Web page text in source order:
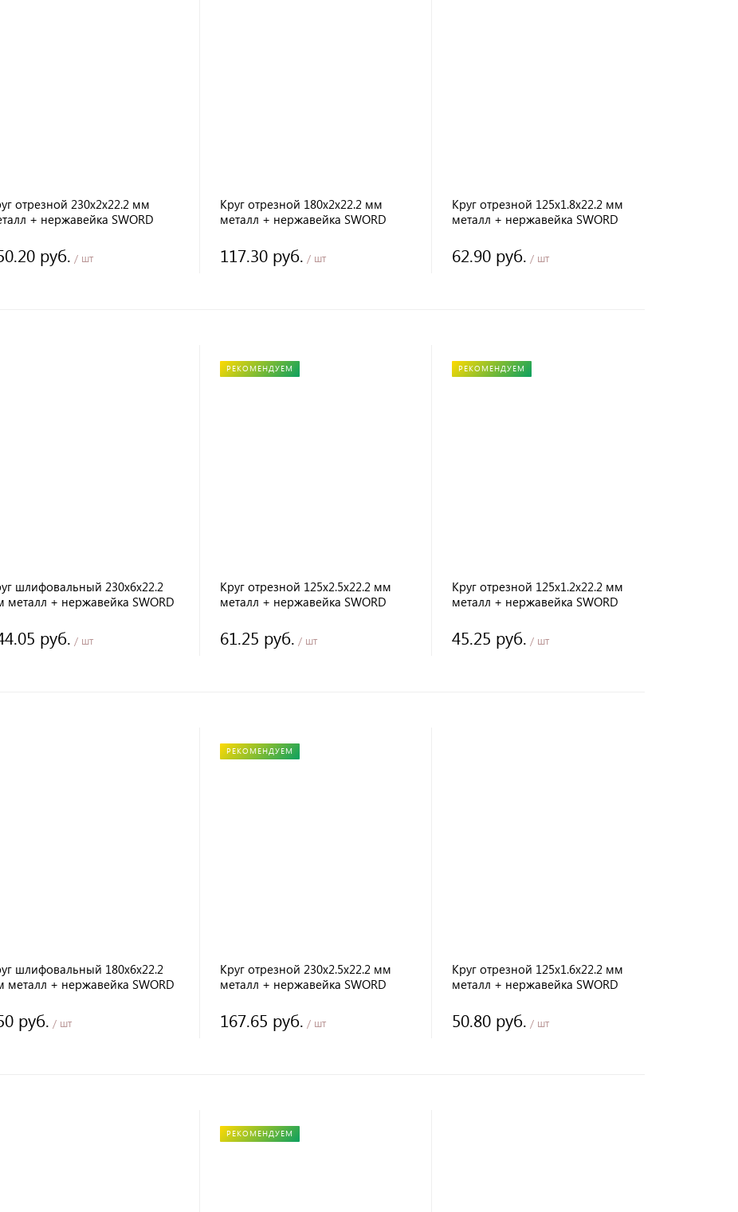
отрезной 230х2х22.2 мм
+ нержавейка SWORD
руб. / шт
Круг отрезной 180х2х22.2 мм
металл + нержавейка SWORD
117.30 руб. / шт
Круг отрезной 125х1.8х22.2 мм
металл + нержавейка SWORD
62.90 руб. / шт
шлифовальный 230х6х22.2
металл + нержавейка SWORD
руб. / шт
РЕКОМЕНДУЕМ
Круг отрезной 125х2.5х22.2 мм
металл + нержавейка SWORD
61.25 руб. / шт
РЕКОМЕНДУЕМ
Круг отрезной 125х1.2х22.2 мм
металл + нержавейка SWORD
45.25 руб. / шт
шлифовальный 180х6х22.2
металл + нержавейка SWORD
руб. / шт
РЕКОМЕНДУЕМ
Круг отрезной 230х2.5х22.2 мм
металл + нержавейка SWORD
167.65 руб. / шт
Круг отрезной 125х1.6х22.2 мм
металл + нержавейка SWORD
50.80 руб. / шт
РЕКОМЕНДУЕМ